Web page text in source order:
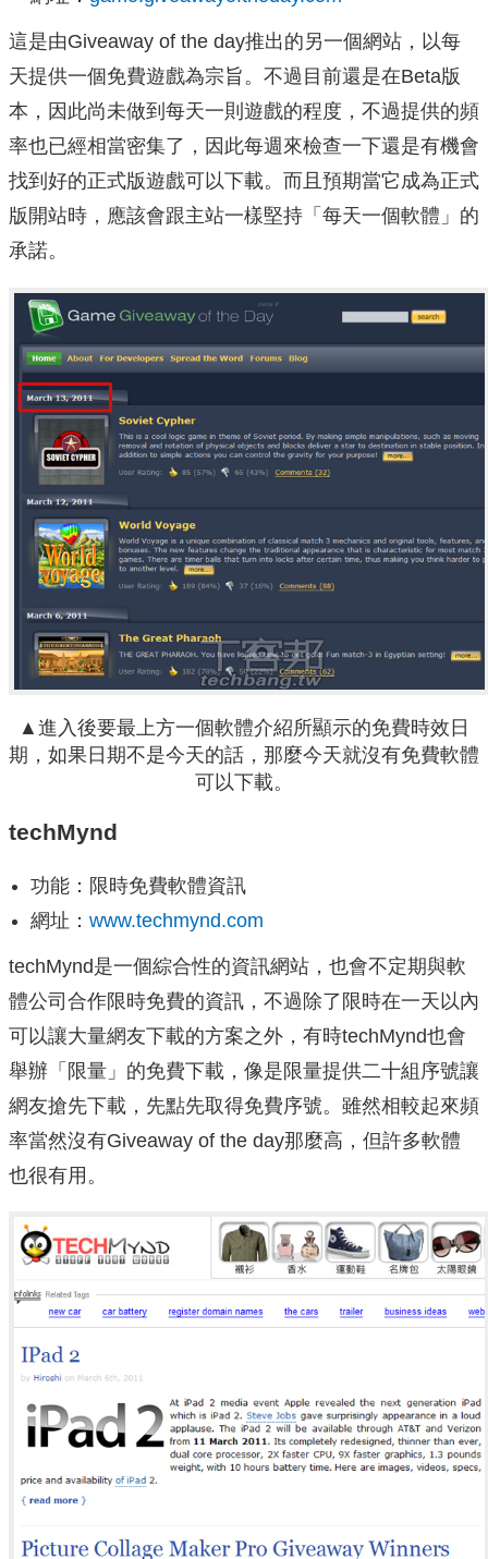
這是由Giveaway of the day推出的另一個網站，以每
天提供一個免費遊戲為宗旨。不過目前還是在Beta版
本，因此尚未做到每天一則遊戲的程度，不過提供的頻
率也已經相當密集了，因此每週來檢查一下還是有機會
找到好的正式版遊戲可以下載。而且預期當它成為正式
版開站時，應該會跟主站一樣堅持「每天一個軟體」的
承諾。
▲進入後要最上方一個軟體介紹所顯示的免費時效日
期，如果日期不是今天的話，那麼今天就沒有免費軟體
可以下載。
techMynd
功能：限時免費軟體資訊
網址： www.techmynd.com
techMynd是一個綜合性的資訊網站，也會不定期與軟
體公司合作限時免費的資訊，不過除了限時在一天以內
可以讓大量網友下載的方案之外，有時techMynd也會
舉辦「限量」的免費下載，像是限量提供二十組序號讓
網友搶先下載，先點先取得免費序號。雖然相較起來頻
率當然沒有Giveaway of the day那麼高，但許多軟體
也很有用。